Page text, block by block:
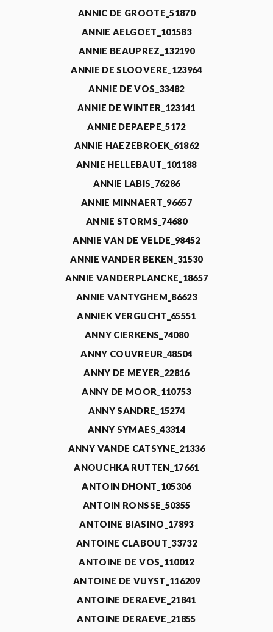
ANNIC DE GROOTE_51870
ANNIE AELGOET_101583
ANNIE BEAUPREZ_132190
ANNIE DE SLOOVERE_123964
ANNIE DE VOS_33482
ANNIE DE WINTER_123141
ANNIE DEPAEPE_5172
ANNIE HAEZEBROEK_61862
ANNIE HELLEBAUT_101188
ANNIE LABIS_76286
ANNIE MINNAERT_96657
ANNIE STORMS_74680
ANNIE VAN DE VELDE_98452
ANNIE VANDER BEKEN_31530
ANNIE VANDERPLANCKE_18657
ANNIE VANTYGHEM_86623
ANNIEK VERGUCHT_65551
ANNY CIERKENS_74080
ANNY COUVREUR_48504
ANNY DE MEYER_22816
ANNY DE MOOR_110753
ANNY SANDRE_15274
ANNY SYMAES_43314
ANNY VANDE CATSYNE_21336
ANOUCHKA RUTTEN_17661
ANTOIN DHONT_105306
ANTOIN RONSSE_50355
ANTOINE BIASINO_17893
ANTOINE CLABOUT_33732
ANTOINE DE VOS_110012
ANTOINE DE VUYST_116209
ANTOINE DERAEVE_21841
ANTOINE DERAEVE_21855